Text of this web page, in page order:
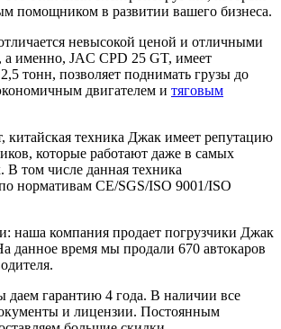
помощником в развитии вашего бизнеса.
невысокой ценой и отличными
а именно, JAC CPD 25 GT, имеет
тонн, позволяет поднимать грузы до
двигателем и тяговым
техника Джак имеет репутацию
которые работают даже в самых
В том числе данная техника
нормативам CE/SGS/ISO 9001/ISO
наша компания продает погрузчики Джак
данное время мы продали 670 автокаров
гарантию 4 года. В наличии все
и лицензии. Постоянным